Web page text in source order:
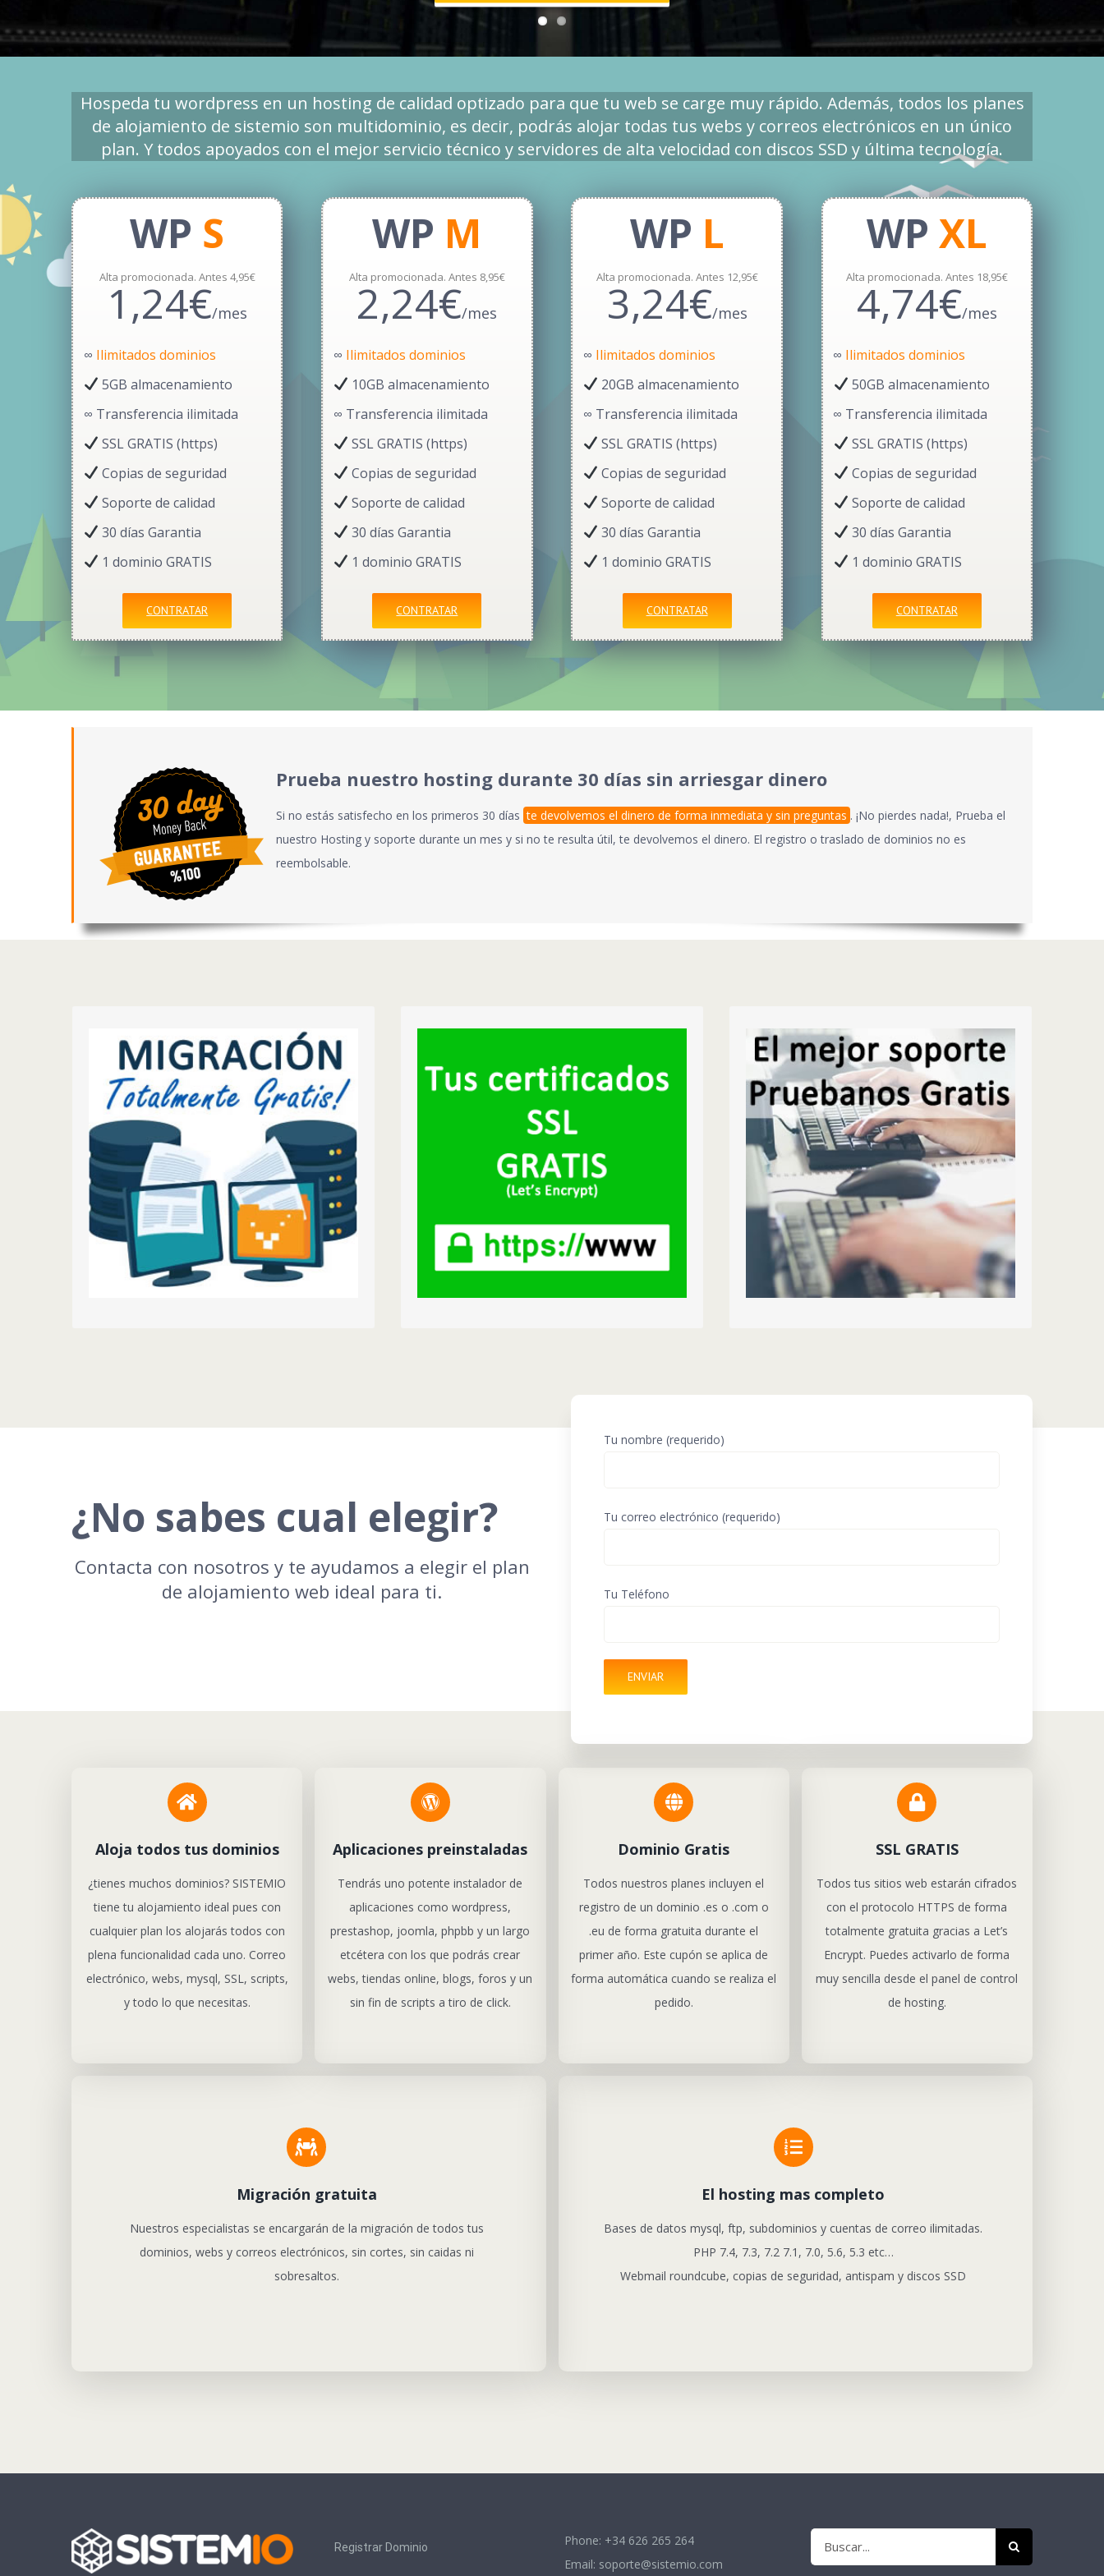
Hospeda tu wordpress en un hosting de calidad optizado para que tu web se carge muy rápido. Además, todos los planes
de alojamiento de sistemio son multidominio, es decir, podrás alojar todas tus webs y correos electrónicos en un único
plan. Y todos apoyados con el mejor servicio técnico y servidores de alta velocidad con discos SSD y última tecnología.
WP S
Alta promocionada. Antes 4,95€
1,24€/mes
∞ Ilimitados dominios
5GB almacenamiento
∞ Transferencia ilimitada
SSL GRATIS (https)
Copias de seguridad
Soporte de calidad
30 días Garantia
1 dominio GRATIS
CONTRATAR
WP M
Alta promocionada. Antes 8,95€
2,24€/mes
∞ Ilimitados dominios
10GB almacenamiento
∞ Transferencia ilimitada
SSL GRATIS (https)
Copias de seguridad
Soporte de calidad
30 días Garantia
1 dominio GRATIS
CONTRATAR
WP L
Alta promocionada. Antes 12,95€
3,24€/mes
∞ Ilimitados dominios
20GB almacenamiento
∞ Transferencia ilimitada
SSL GRATIS (https)
Copias de seguridad
Soporte de calidad
30 días Garantia
1 dominio GRATIS
CONTRATAR
WP XL
Alta promocionada. Antes 18,95€
4,74€/mes
∞ Ilimitados dominios
50GB almacenamiento
∞ Transferencia ilimitada
SSL GRATIS (https)
Copias de seguridad
Soporte de calidad
30 días Garantia
1 dominio GRATIS
CONTRATAR
Prueba nuestro hosting durante 30 días sin arriesgar dinero
Si no estás satisfecho en los primeros 30 días te devolvemos el dinero de forma inmediata y sin preguntas . ¡No pierdes nada!, Prueba el
nuestro Hosting y soporte durante un mes y si no te resulta útil, te devolvemos el dinero. El registro o traslado de dominios no es
reembolsable.
NO TE ROMPAS LA CABEZA
Migramos tus webs y correos sin caidas.
Déjanos el trabajo sucio
¡PRUEBALO!
TU WEB EN VERDE
A los navegadores solo le gustan las webs
aseguradas con protocolo https.
Con sistemio podrás crearlos GRATIS, se
autorenuevan solos y funcionarán para siempre.
¡PRUEBALO!
¿NO TE AYUDAN?
Si tienes problemas con tu web o correo
electrónico. Déjanos echarte un cable. A nosotros
¡nos encanta ayudar!
Tienes 30 días para probarnos GRATIS.
¡PRUEBALO!
¿No sabes cual elegir?
Contacta con nosotros y te ayudamos a elegir el plan
de alojamiento web ideal para ti.
Tu nombre (requerido)
Tu correo electrónico (requerido)
Tu Teléfono
Aloja todos tus dominios
¿tienes muchos dominios? SISTEMIO
tiene tu alojamiento ideal pues con
cualquier plan los alojarás todos con
plena funcionalidad cada uno. Correo
electrónico, webs, mysql, SSL, scripts,
y todo lo que necesitas.
Aplicaciones preinstaladas
Tendrás uno potente instalador de
aplicaciones como wordpress,
prestashop, joomla, phpbb y un largo
etcétera con los que podrás crear
webs, tiendas online, blogs, foros y un
sin fin de scripts a tiro de click.
Dominio Gratis
Todos nuestros planes incluyen el
registro de un dominio .es o .com o
.eu de forma gratuita durante el
primer año. Este cupón se aplica de
forma automática cuando se realiza el
pedido.
SSL GRATIS
Todos tus sitios web estarán cifrados
con el protocolo HTTPS de forma
totalmente gratuita gracias a Let’s
Encrypt. Puedes activarlo de forma
muy sencilla desde el panel de control
de hosting.
Migración gratuita
Nuestros especialistas se encargarán de la migración de todos tus
dominios, webs y correos electrónicos, sin cortes, sin caidas ni
sobresaltos.
El hosting mas completo
Bases de datos mysql, ftp, subdominios y cuentas de correo ilimitadas.
PHP 7.4, 7.3, 7.2 7.1, 7.0, 5.6, 5.3 etc…
Webmail roundcube, copias de seguridad, antispam y discos SSD
Registrar Dominio
Phone: +34 626 265 264
Email: soporte@sistemio.com